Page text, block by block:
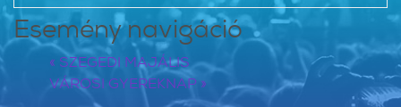
Esemény navigáció
« SZEGEDI MAJÁLIS
VÁROSI GYEREKNAP »